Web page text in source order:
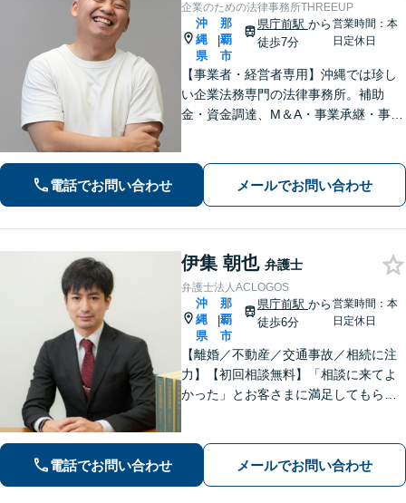
企業のための法律事務所THREEUP
沖
縄
県
|
那
覇
市
県庁前駅 から
徒歩7分
営業時間：本
日定休日
【事業者・経営者専用】沖縄では珍し
い企業法務専門の法律事務所。補助
金・資金調達、M＆A・事業承継・事業
る弁護士」が対応【相談料は着手金に
充当／顧問契約可／休日・夜間・オン
電話でお問い合わせ メールでお問い合わせ
伊集 朝也 弁護士
弁護士法人ACLOGOS
沖
縄
県
|
那
覇
市
県庁前駅 から
徒歩6分
営業時間：本
日定休日
【離婚／不動産／交通事故／相続に注
力】【初回相談無料】「相談に来てよ
かった」とお客さまに満足してもらう
く、丁寧なヒアリングで皆様のお気持
ちに寄り添います。
電話でお問い合わせ メールでお問い合わせ